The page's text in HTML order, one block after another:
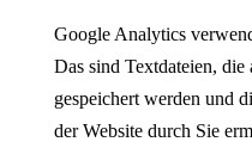
Google Analytics
Das sind Textdateien,
gespeichert werden und
der Website durch Sie